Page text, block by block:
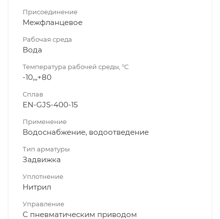
Присоединение
Межфланцевое
Рабочая среда
Вода
Температура рабочей среды, °C
-10,,,+80
Сплав
EN-GJS-400-15
Применение
Водоснабжение, водоотведение
Тип арматуры
Задвижка
Уплотнение
Нитрил
Управление
С пневматическим приводом